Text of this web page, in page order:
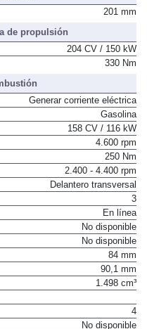
terreno
de propulsión
204 CV / 150 kW
Generar corriente eléctrica
Gasolina
158 CV / 116 kW
4.600 rpm
250 Nm
2.400 - 4.400 rpm
Delantero transversal
3
En línea
No disponible
No disponible
84 mm
90,1 mm
4